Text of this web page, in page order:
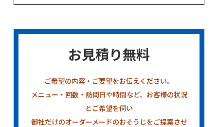
お見積り無料
ご希望の内容・ご要望をお伝えください。
メニュー・回数・訪問日や時間など、お客様の状況
とご希望を伺い
御社だけのオーダーメードのおそうじをご提案させ